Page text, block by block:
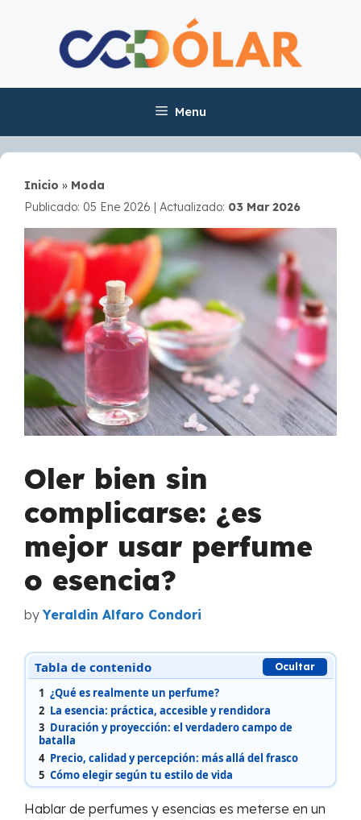
Menu
Inicio » Moda
Publicado: 05 Ene 2026 | Actualizado: 03 Mar 2026
Oler bien sin
complicarse: ¿es
mejor usar perfume
o esencia?
byYeraldin Alfaro Condori
Tabla de contenido Ocultar
1 ¿Qué es realmente un perfume?
2 La esencia: práctica, accesible y rendidora
3 Duración y proyección: el verdadero campo de
batalla
4 Precio, calidad y percepción: más allá del frasco
5 Cómo elegir según tu estilo de vida
Hablar de perfumes y esencias es meterse en un